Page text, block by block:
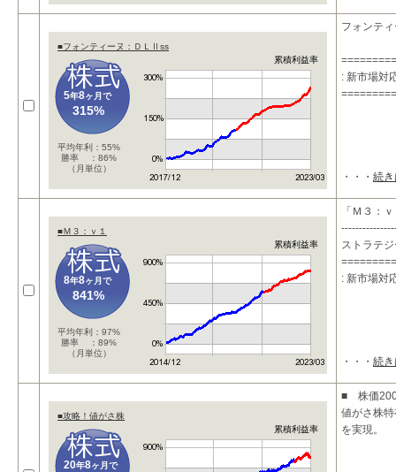
■フォンティーヌ：ＤＬⅡss
累積利益率
5年8ヶ月で
315%
平均年利：55%
勝率 ：86%
（月単位）
フォンテ
: 新市場対
・・・ 続
■Ｍ３：ｖ１
累積利益率
8年8ヶ月で
841%
平均年利：97%
勝率 ：89%
（月単位）
「Ｍ３：
ストラテ
: 新市場対
・・・ 続
■攻略！値がさ株
累積利益率
20年8ヶ月で
■ 株価
値がさ株
を実現。